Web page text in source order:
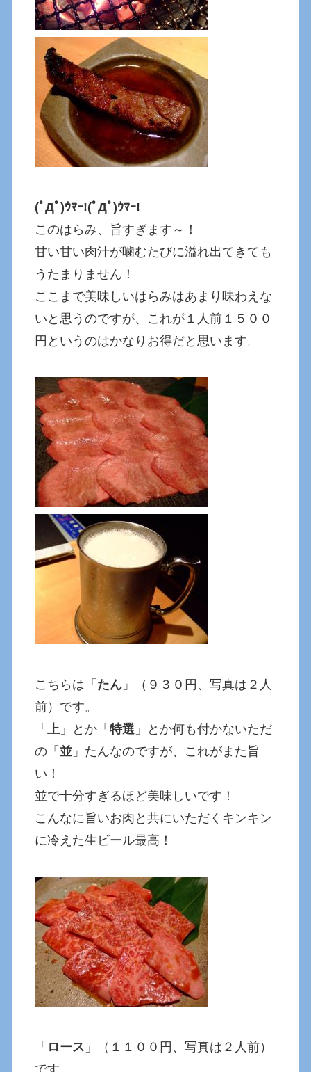
(ﾟДﾟ)ｳﾏｰ!(ﾟДﾟ)ｳﾏｰ!
このはらみ、旨すぎます～！
甘い甘い肉汁が噛むたびに溢れ出てきても
うたまりません！
ここまで美味しいはらみはあまり味わえな
いと思うのですが、これが１人前１５００
円というのはかなりお得だと思います。
こちらは「 たん 」（９３０円、写真は２人
前）です。
「上 」とか「特選 」とか何も付かないただ
の「並 」たんなのですが、これがまた旨
い！
並で十分すぎるほど美味しいです！
こんなに旨いお肉と共にいただくキンキン
に冷えた生ビール最高！
「 ロース 」（１１００円、写真は２人前）
です。